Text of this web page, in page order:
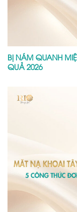
BỊ NÁM QUANH
QUẢ 2026